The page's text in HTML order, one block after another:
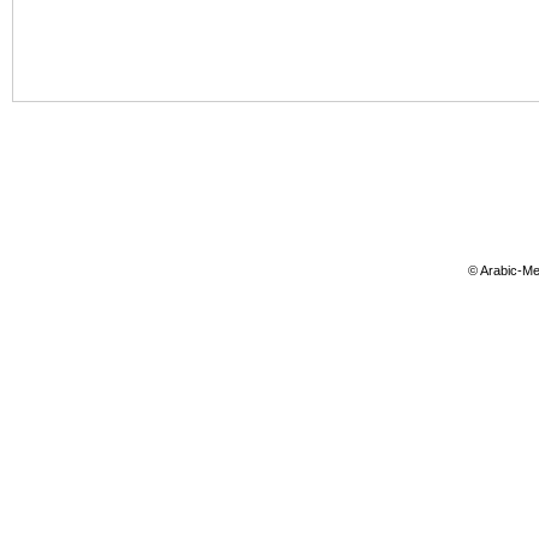
© Arabic-